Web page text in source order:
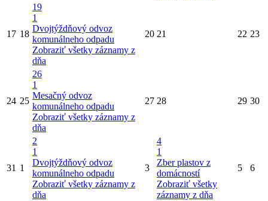
17 18
19
1
Dvojtýždňový odvoz
komunálneho odpadu
Zobraziť všetky záznamy z
dňa
20 21 22 23
24 25
26
1
Mesačný odvoz
komunálneho odpadu
Zobraziť všetky záznamy z
dňa
27 28 29 30
31 1
2
1
Dvojtýždňový odvoz
komunálneho odpadu
Zobraziť všetky záznamy z
dňa
3
4
1
Zber plastov z
domácností
Zobraziť všetky
záznamy z dňa
5 6